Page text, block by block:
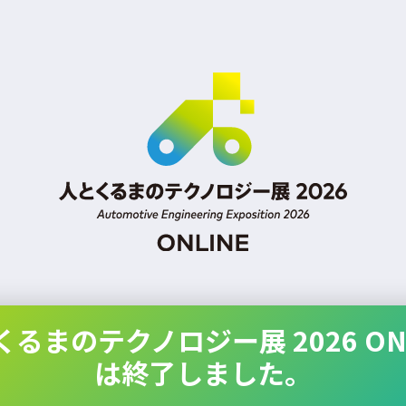
るまのテクノロジー展 2026
は終了しました。